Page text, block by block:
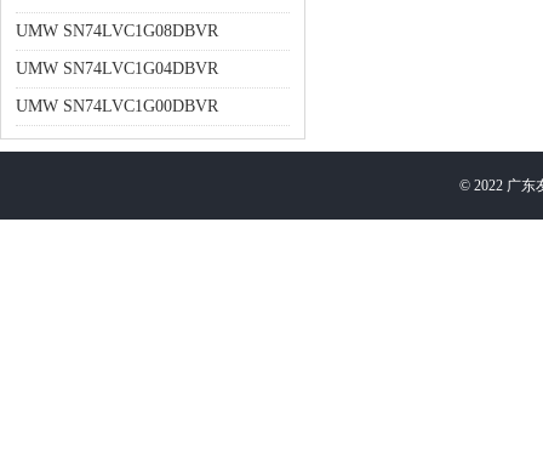
UMW SN74LVC1G08DBVR
UMW SN74LVC1G04DBVR
UMW SN74LVC1G00DBVR
© 2022 广东